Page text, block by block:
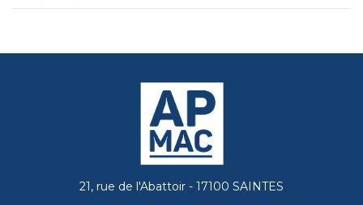
21, rue de l'Abattoir - 17100 SAINTES